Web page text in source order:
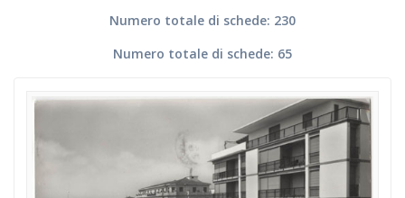
Numero totale di schede: 230
Numero totale di schede: 65